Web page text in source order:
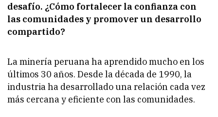
desafío. ¿Cómo fortalecer la confianza con
las comunidades y promover un desarrollo
compartido?
La minería peruana ha aprendido mucho en los
últimos 30 años. Desde la década de 1990, la
industria ha desarrollado una relación cada vez
más cercana y eficiente con las comunidades.